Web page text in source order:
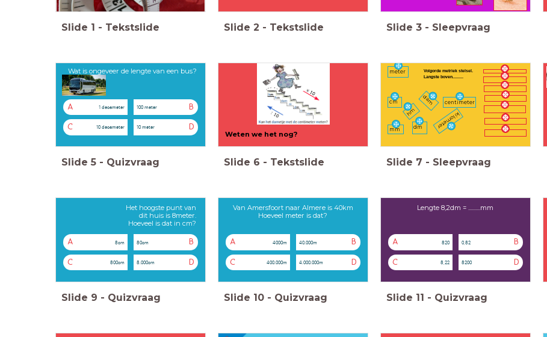
Slide 1 - Tekstslide Slide 2 - Tekstslide Slide 3 - Sleepvraag
Wat is ongeveer de lengte van een bus?
A 1 decameter B
100 meter
C 10 decameter D
10 meter
Slide 5 - Quizvraag
Weten we het nog?
Slide 6 - Tekstslide
Volgorde metriek stelsel.
Langste boven.........
kilometer
hm
dam
cm
dm
meter
centimeter
mm
Slide 7 - Sleepvraag
Het hoogste punt van
dit huis is 8meter.
Hoeveel is dat in cm?
A 8cm B
80cm
C 800cm D
8.000cm
Slide 9 - Quizvraag
Van Amersfoort naar Almere is 40km
Hoeveel meter is dat?
A 4000m B
40.000m
C 400.000m D
4.000.000m
Slide 10 - Quizvraag
Lengte 8,2dm = ..........mm
A 820 B
0,82
C 8,22 D
8200
Slide 11 - Quizvraag